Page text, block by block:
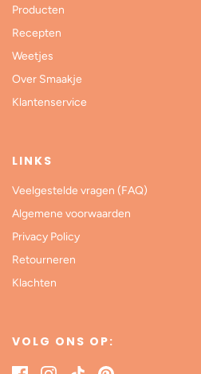
Producten
Recepten
Weetjes
Over Smaakje
Klantenservice
LINKS
Veelgestelde vragen (FAQ)
Algemene voorwaarden
Privacy Policy
Retourneren
Klachten
VOLG ONS OP: